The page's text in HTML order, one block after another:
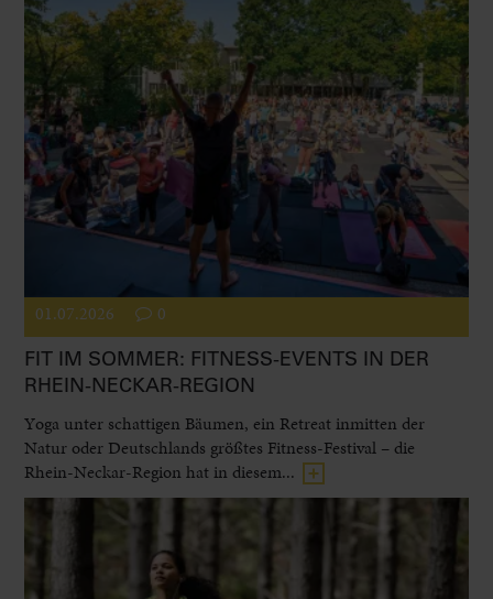
01.07.2026 0
FIT IM SOMMER: FITNESS-EVENTS IN DER
RHEIN-NECKAR-REGION
Yoga unter schattigen Bäumen, ein Retreat inmitten der
Natur oder Deutschlands größtes Fitness-Festival – die
Rhein-Neckar-Region hat in diesem...